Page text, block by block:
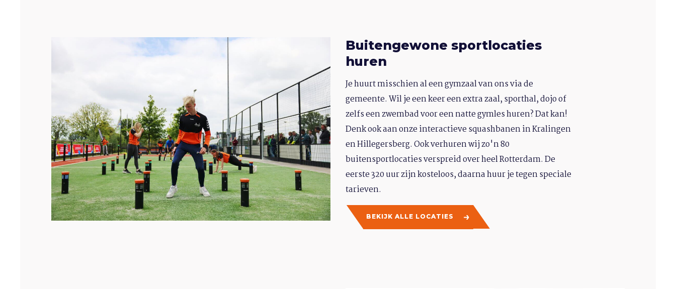
Buitengewone sportlocaties
huren
Je huurt misschien al een gymzaal van ons via de
gemeente. Wil je een keer een extra zaal, sporthal, dojo of
zelfs een zwembad voor een natte gymles huren? Dat kan!
Denk ook aan onze interactieve squashbanen in Kralingen
en Hillegersberg. Ook verhuren wij zo'n 80
buitensportlocaties verspreid over heel Rotterdam. De
eerste 320 uur zijn kosteloos, daarna huur je tegen speciale
tarieven.
BEKIJK ALLE LOCATIES